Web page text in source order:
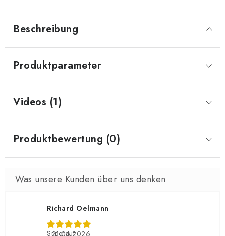
Beschreibung
Produktparameter
Videos (1)
Produktbewertung (0)
Richard Oelmann
21.06.2026
Supergut